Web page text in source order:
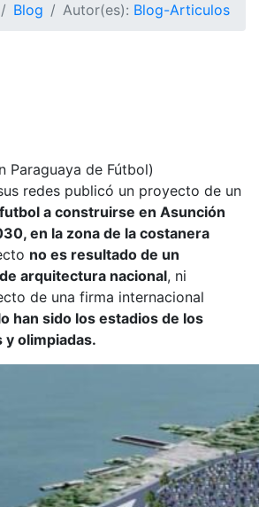
Blog Autor(es): Blog-Articulos
Paraguaya de Fútbol)
redes publicó un proyecto de un
a construirse en Asunción
en la zona de la costanera
no es resultado de un
arquitectura nacional, ni
de una firma internacional
han sido los estadios de los
y olimpiadas.